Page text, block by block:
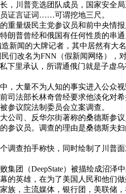
，川普竞选团队成员，国家安全
证言证词……可谓挖地三尺。
重量级民主党参议员和前中央情
朗普曾经和俄国有任何性质的串通
新闻的大牌记者，其中居然有大
们改名为FNN（假新闻网络），
下里承认，所谓通俄门就是子虚
，大量不为人知的事实进入公众视
司法部长林奇曾经要求他淡化对
参议院法制委员会立案调查。
公司、反华尔街著称的桑德斯参
参议员。调查的理由是桑德斯夫
调查拍手称快，同时绘制了川普
集团（DeepState）被描绘成沼泽
的英雄，在为了美国人民和他们
族，主流媒体，银行团，美联储，